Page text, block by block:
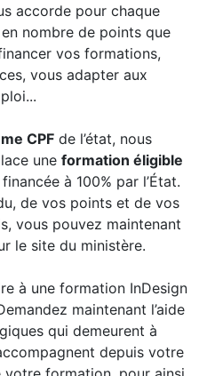
accorde pour chaque
nombre de points que
vos formations,
vous adapter aux
CPF de l’état, nous
une formation éligible
à 100% par l’État.
de vos points et de vos
vous pouvez maintenant
le site du ministère.
à une formation InDesign
maintenant l’aide
qui demeurent à
depuis votre